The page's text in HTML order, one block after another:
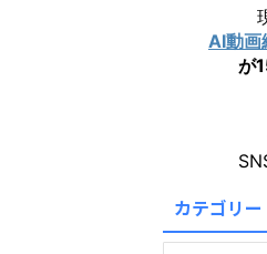
AI動画
が
カテゴリー